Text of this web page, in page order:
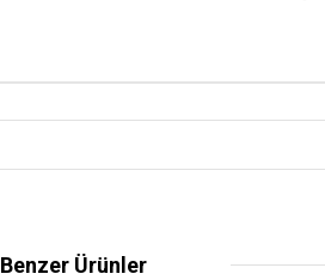
Benzer Ürünler